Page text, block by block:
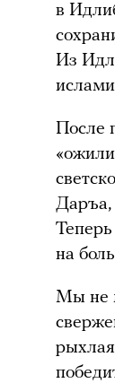
в
Из
После
Даръа,
Теперь
на
Мы не